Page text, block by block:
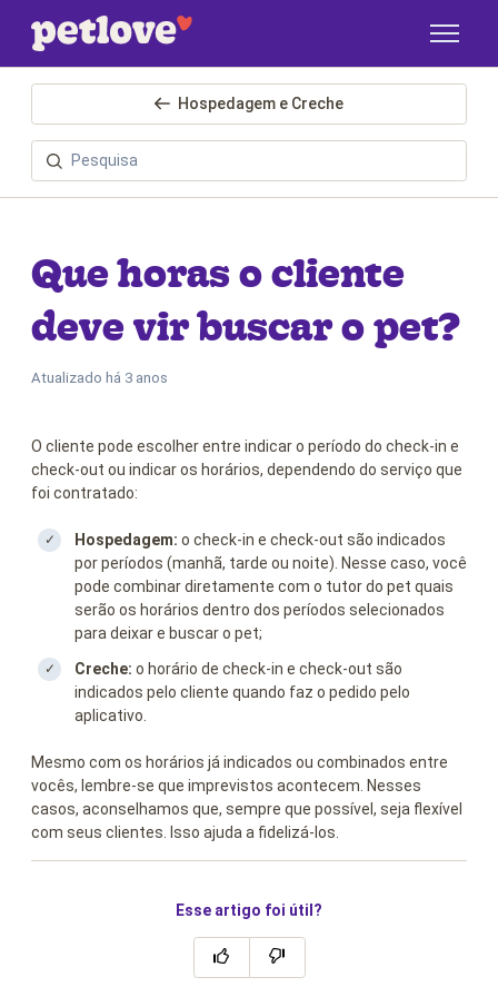
Hospedagem e Creche
Que horas o cliente
deve vir buscar o pet?
Atualizado há 3 anos
O cliente pode escolher entre indicar o período do check-in e
check-out ou indicar os horários, dependendo do serviço que
foi contratado:
Hospedagem: o check-in e check-out são indicados
por períodos (manhã, tarde ou noite). Nesse caso, você
pode combinar diretamente com o tutor do pet quais
serão os horários dentro dos períodos selecionados
para deixar e buscar o pet;
Creche: o horário de check-in e check-out são
indicados pelo cliente quando faz o pedido pelo
aplicativo.
Mesmo com os horários já indicados ou combinados entre
vocês, lembre-se que imprevistos acontecem. Nesses
casos, aconselhamos que, sempre que possível, seja flexível
com seus clientes. Isso ajuda a fidelizá-los.
Esse artigo foi útil?